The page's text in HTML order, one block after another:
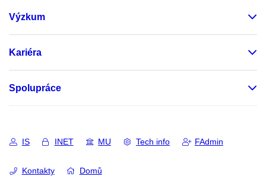
Výzkum
Kariéra
Spolupráce
IS INET MU Tech info FAdmin
Kontakty Domů